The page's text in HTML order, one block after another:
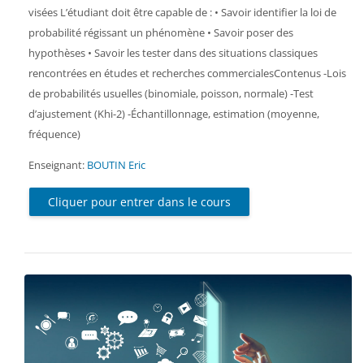
visées L’étudiant doit être capable de : • Savoir identifier la loi de
probabilité régissant un phénomène • Savoir poser des
hypothèses • Savoir les tester dans des situations classiques
rencontrées en études et recherches commercialesContenus -Lois
de probabilités usuelles (binomiale, poisson, normale) -Test
d’ajustement (Khi-2) -Échantillonnage, estimation (moyenne,
fréquence)
Enseignant: BOUTIN Eric
Cliquer pour entrer dans le cours